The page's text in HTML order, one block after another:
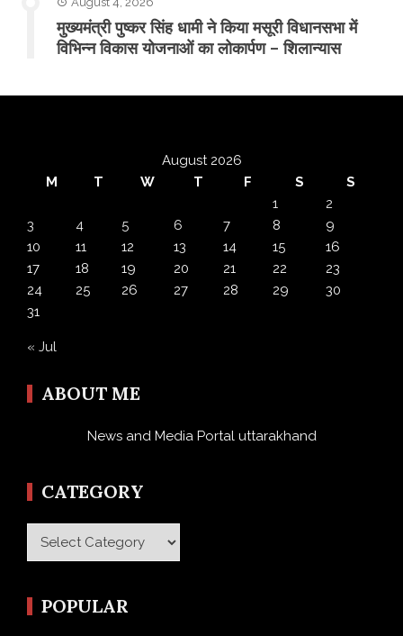
मुख्यमंत्री पुष्कर सिंह धामी ने किया मसूरी विधानसभा में
विभिन्न विकास योजनाओं का लोकार्पण – शिलान्यास
August 2026
M
T W T F S
S
1
2
3
4 5 6 7 8
9
10
11 12 13 14 15
16
17
18 19 20 21 22
23
24
25 26 27 28 29
30
31
« Jul
ABOUT ME
News and Media Portal uttarakhand
CATEGORY
Category
POPULAR